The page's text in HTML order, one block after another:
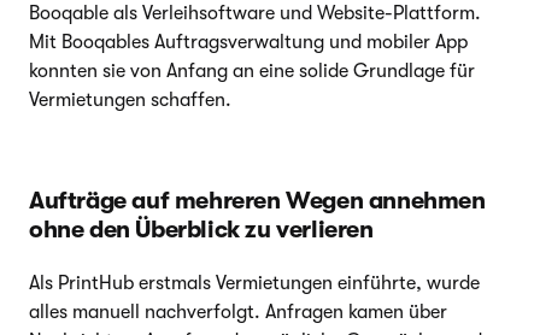
Booqable als Verleihsoftware und Website-Plattform.
Mit Booqables Auftragsverwaltung und mobiler App
konnten sie von Anfang an eine solide Grundlage für
Vermietungen schaffen.
Aufträge auf mehreren Wegen annehmen
ohne den Überblick zu verlieren
Als PrintHub erstmals Vermietungen einführte, wurde
alles manuell nachverfolgt. Anfragen kamen über